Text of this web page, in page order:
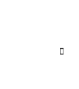
n
e